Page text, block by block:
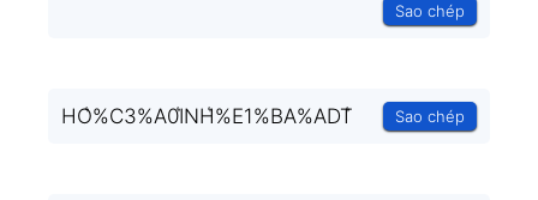
Sao chép
HO͛%C3%A0I͛NH͛%E1%BA%ADT͛ Sao chép